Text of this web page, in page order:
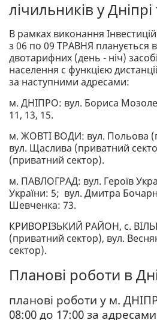
лічильників у Дніпрі
В рамках виконання
з 06 по 09 ТРАВНЯ планується
двотарифних (день - ніч)
населення с функцією
за наступними адресами:
м. ДНІПРО: вул. Бориса
11, 13, 15.
м. ЖОВТІ ВОДИ: вул. Польова
вул. Щаслива (приватний
(приватний сектор).
м. ПАВЛОГРАД: вул. Героїв
України: 5; вул. Дмитра
Шевченка: 73.
КРИВОРІЗЬКИЙ РАЙОН, с.
(приватний сектор), вул.
сектор).
Планові роботи в
планові роботи у м.
08:00 до 17:00 за